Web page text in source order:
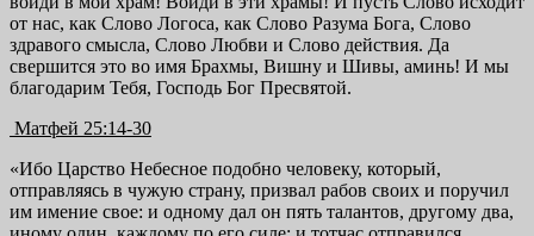
от нас, как Слово Логоса, как Слово Разума Бога, Слово
здравого смысла, Слово Любви и Слово действия. Да
свершится это во имя Брахмы, Вишну и Шивы, аминь! И мы
благодарим Тебя, Господь Бог Пресвятой.
Матфей 25:14-30
«Ибо Царство Небесное подобно человеку, который,
отправляясь в чужую страну, призвал рабов своих и поручил
им имение свое: и одному дал он пять талантов, другому два,